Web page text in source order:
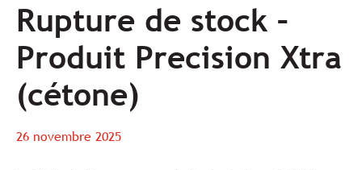
Rupture de stock –
Produit Precision Xtra
(cétone)
26 novembre 2025